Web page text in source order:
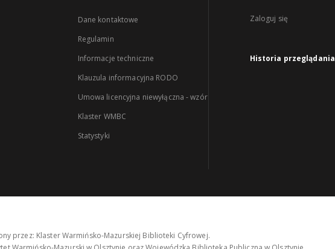
Dane kontaktowe
Regulamin
Informacje techniczne
Klauzula informacyjna RODO
Umowa licencyjna niewyłączna - wzór
Klaster WMBC
Statystyki
Zaloguj się
Historia przeglądania
przez: Klaster Warmińsko-Mazurskiej Biblioteki Cyfrowej.